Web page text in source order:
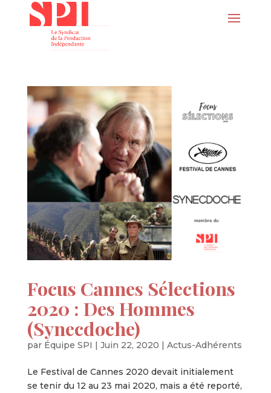
Focus Cannes Sélections
2020 : Des Hommes
(Synecdoche)
par Équipe SPI | Juin 22, 2020 | Actus-Adhérents
Le Festival de Cannes 2020 devait initialement
se tenir du 12 au 23 mai 2020, mais a été reporté,